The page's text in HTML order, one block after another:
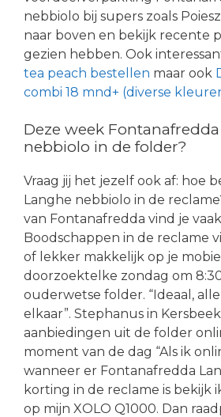
nebbiolo bij supers zoals
naar boven en bekijk recente
gezien hebben. Ook
tea peach bestellen maar ook
combi 18 mnd+ (diverse
Deze week
nebbiolo in de folder?
Vraag jij het jezelf ook af: hoe
Langhe nebbiolo in de
van Fontanafredda vind je
Boodschappen in de reclame
of lekker makkelijk op je
doorzoektelke zondag om
ouderwetse folder. “Ideaal,
elkaar”. Stephanus in
aanbiedingen uit de folder
moment van de dag “Als ik
wanneer er Fontanafredda
korting in de reclame is bekijk
op mijn XOLO Q1000. Dan